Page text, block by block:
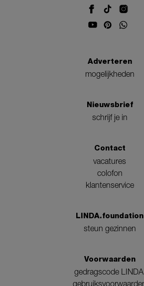
Adverteren
mogelijkheden
Nieuwsbrief
schrijf je in
Contact
vacatures
colofon
klantenservice
LINDA.foundation
steun gezinnen
Voorwaarden
gedragscode